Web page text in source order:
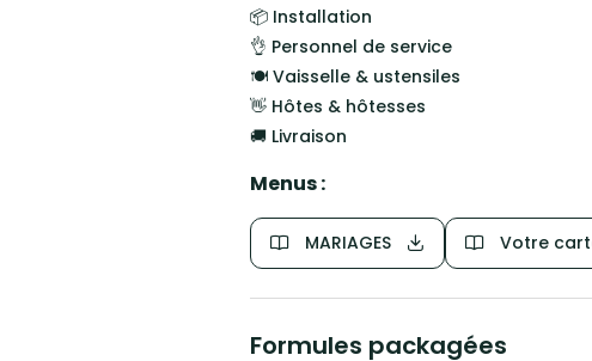
📦 Installation
👌 Personnel de service
🍽️ Vaisselle & ustensiles
👋 Hôtes & hôtesses
🚚 Livraison
Menus :
MARIAGES Votre
Formules packagées